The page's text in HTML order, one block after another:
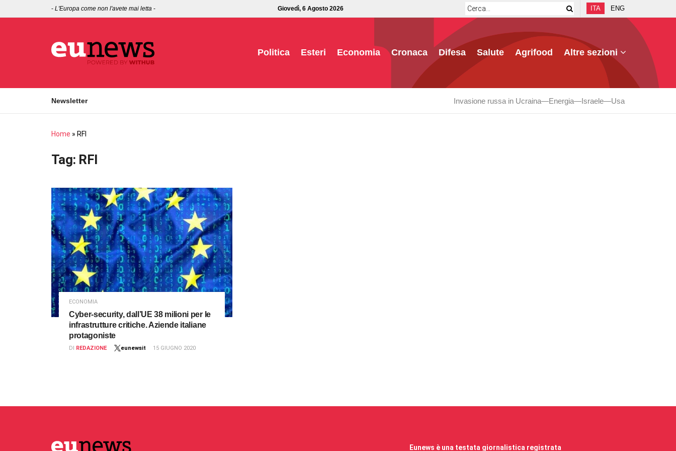
- L'Europa come non l'avete mai letta - Giovedì, 6 Agosto 2026 ITA ENG
Politica Esteri Economia Cronaca Difesa Salute Agrifood Altre sezioni
Newsletter Invasione russa in Ucraina Energia Israele Usa
Home » RFI
Tag: RFI
ECONOMIA
Cyber-security, dall’UE 38 milioni per le
infrastrutture critiche. Aziende italiane
protagoniste
DI REDAZIONE eunewsit 15 GIUGNO 2020
Eunews è una testata giornalistica registrata